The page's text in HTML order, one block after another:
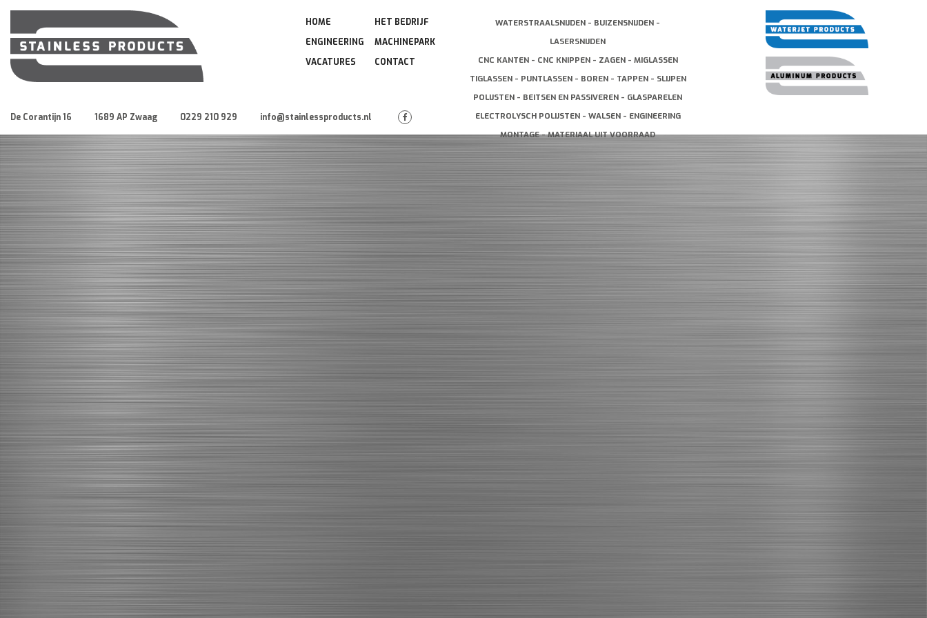
WATERSTRAALSNIJDEN - BUIZENSNIJDEN -
LASERSNIJDEN
CNC KANTEN - CNC KNIPPEN - ZAGEN - MIGLASSEN
TIGLASSEN - PUNTLASSEN - BOREN - TAPPEN - SLIJPEN
POLIJSTEN - BEITSEN EN PASSIVEREN - GLASPARELEN
ELECTROLYSCH POLIJSTEN - WALSEN - ENGINEERING
MONTAGE - MATERIAAL UIT VOORRAAD
HOME
HET BEDRIJF
ENGINEERING
MACHINEPARK
VACATURES
CONTACT
De Corantijn 16 1689 AP Zwaag 0229 210 929 info@stainlessproducts.nl